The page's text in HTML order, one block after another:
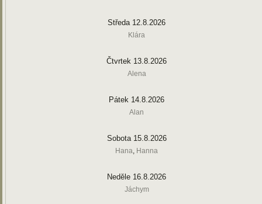
Středa 12.8.2026
Klára
Čtvrtek 13.8.2026
Alena
Pátek 14.8.2026
Alan
Sobota 15.8.2026
Hana, Hanna
Neděle 16.8.2026
Jáchym